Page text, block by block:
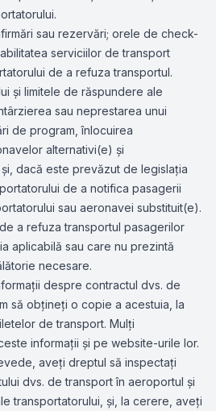
sau rezervări; orele de check-
serviciilor de transport
de a refuza transportul.
şi limitele de răspundere ale
sau neprestarea unui
de program, înlocuirea
alternativi(e) şi
dacă este prevăzut de legislaţia
de a notifica pasagerii
sau aeronavei substituit(e).
a refuza transportul pasagerilor
aplicabilă sau care nu prezintă
necesare.
despre contractul dvs. de
să obţineţi o copie a acestuia, la
de transport. Mulţi
informaţii şi pe website-urile lor.
aveţi dreptul să inspectaţi
dvs. de transport în aeroportul şi
transportatorului, şi, la cerere, aveţi